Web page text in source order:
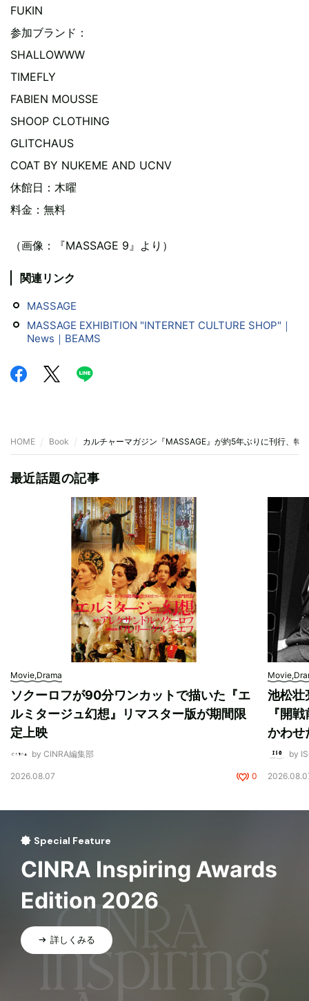
FUKIN
参加ブランド：
SHALLOWWW
TIMEFLY
FABIEN MOUSSE
SHOOP CLOTHING
GLITCHAUS
COAT BY NUKEME AND UCNV
休館日：木曜
料金：無料
（画像：『MASSAGE 9』より）
関連リンク
MASSAGE
MASSAGE EXHIBITION "INTERNET CULTURE SHOP"｜
News｜BEAMS
HOME Book カルチャーマガジン『MASSAGE』が約5年ぶりに刊行、特
最近話題の記事
Movie,Drama
ソクーロフが90分ワンカットで描いた『エ
ルミタージュ幻想』リマスター版が期間限
定上映
by CINRA編集部
2026.08.07 0
池松壮
『開
かわせ
by
Special Feature
CINRA Inspiring Awards
Edition 2026
詳しくみる